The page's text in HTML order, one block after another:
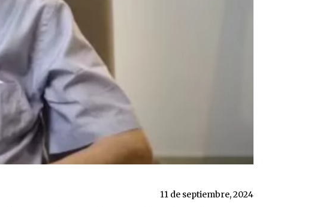
11 de septiembre, 2024